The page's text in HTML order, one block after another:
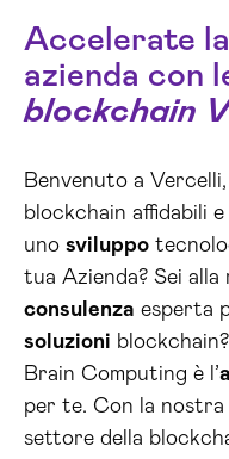
Accelerate
azienda con
blockchain
Benvenuto a
blockchain affidabili
uno sviluppo
tua Azienda? Sei
consulenza esperta
soluzioni blockchain?
Brain Computing è l’
per te. Con la nostra
settore della